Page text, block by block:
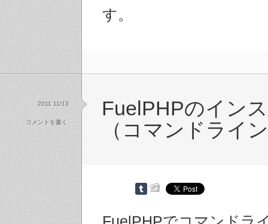
す。
FuelPHPのイン
（コマンドライ
2011 11/13
コメントを書く